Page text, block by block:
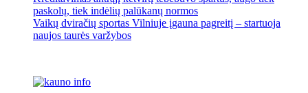
paskolų, tiek indėlių palūkanų normos
Vaikų dviračių sportas Vilniuje įgauna pagreitį – startuoja
naujos taurės varžybos